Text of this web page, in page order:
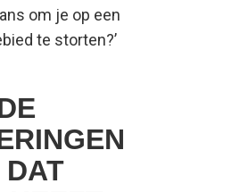
om je op een
te storten?’